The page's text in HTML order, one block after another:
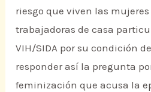
riesgo que viven las
trabajadoras de casa
VIH/SIDA por su condición
responder así la pregunta
feminización que acusa la